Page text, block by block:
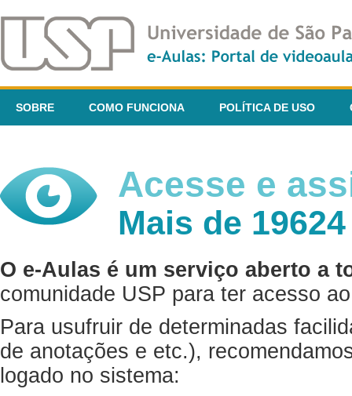
SOBRE COMO FUNCIONA POLÍTICA DE USO
Acesse e
Mais de
O e-Aulas é um serviço aberto a
comunidade USP para ter acesso
Para usufruir de determinadas
de anotações e etc.),
logado no sistema: